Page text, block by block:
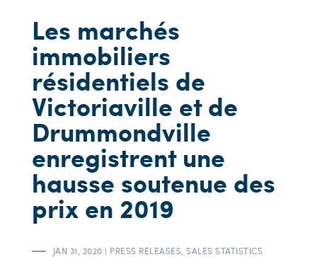
Les marchés
immobiliers
résidentiels de
Victoriaville et de
Drummondville
enregistrent une
hausse soutenue des
prix en 2019
JAN 31, 2020 | PRESS RELEASES ,SALES STATISTICS